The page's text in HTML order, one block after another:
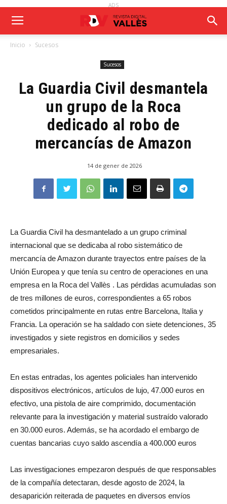
ADS
Inicio Sucesos
Sucesos
La Guardia Civil desmantela
un grupo de la Roca
dedicado al robo de
mercancías de Amazon
14 de gener de 2026
La Guardia Civil ha desmantelado a un grupo criminal
internacional que se dedicaba al robo sistemático de
mercancía de Amazon durante trayectos entre países de la
Unión Europea y que tenía su centro de operaciones en una
empresa en la Roca del Vallès . Las pérdidas acumuladas son
de tres millones de euros, correspondientes a 65 robos
cometidos principalmente en rutas entre Barcelona, Italia y
Francia. La operación se ha saldado con siete detenciones, 35
investigados y siete registros en domicilios y sedes
empresariales.
En estas entradas, los agentes policiales han intervenido
dispositivos electrónicos, artículos de lujo, 47.000 euros en
efectivo, una pistola de aire comprimido, documentación
relevante para la investigación y material sustraído valorado
en 30.000 euros. Además, se ha acordado el embargo de
cuentas bancarias cuyo saldo ascendía a 400.000 euros
Las investigaciones empezaron después de que responsables
de la compañía detectaran, desde agosto de 2024, la
desaparición reiterada de paquetes en diversos envíos